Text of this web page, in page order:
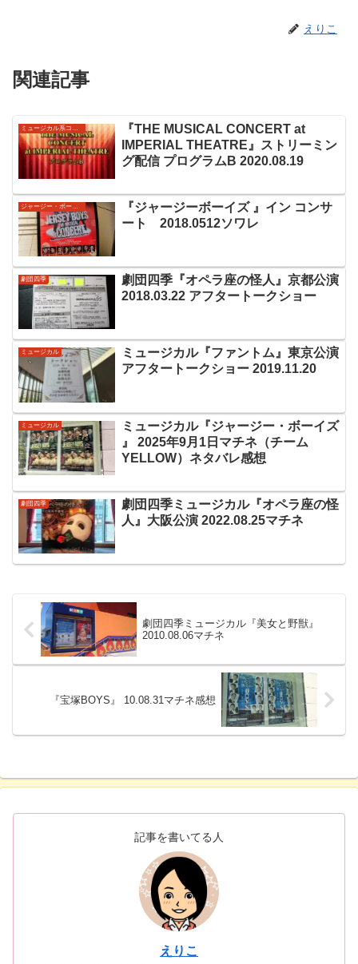
えりこ
関連記事
ミュージカル系コンサート
『THE MUSICAL CONCERT at
IMPERIAL THEATRE』ストリーミン
グ配信 プログラムB 2020.08.19
ジャージー・ボーイズ
『ジャージーボーイズ 』イン コンサ
ート 2018.0512ソワレ
劇団四季
劇団四季『オペラ座の怪人』京都公演
2018.03.22 アフタートークショー
ミュージカル
ミュージカル『ファントム』東京公演
アフタートークショー 2019.11.20
ミュージカル
ミュージカル『ジャージー・ボーイズ
』 2025年9月1日マチネ（チーム
YELLOW）ネタバレ感想
劇団四季
劇団四季ミュージカル『オペラ座の怪
人』大阪公演 2022.08.25マチネ
劇団四季ミュージカル『美女と野獣』
2010.08.06マチネ
『宝塚BOYS』 10.08.31マチネ感想
記事を書いてる人
えりこ